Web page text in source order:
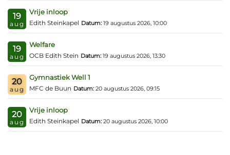
19
aug
Vrije inloop
Edith Steinkapel Datum: 19 augustus 2026, 10:00
19
aug
Welfare
OCB Edith Stein Datum: 19 augustus 2026, 13:30
20
aug
Gymnastiek Well 1
MFC de Buun Datum: 20 augustus 2026, 09:15
20
aug
Vrije inloop
Edith Steinkapel Datum: 20 augustus 2026, 10:00